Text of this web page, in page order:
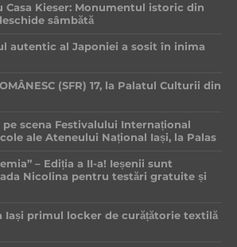
Casa Kieser: Monumentul istoric din
sâmbătă
autentic al Japoniei a sosit în inima
(SFR) 17, la Palatul Culturii din
scena Festivalului Internațional
ale Ateneului Național Iași, la Palas
– Ediția a II-a! Ieșenii sunt
Nicolina pentru testări gratuite și
Iași primul locker de curățătorie textilă